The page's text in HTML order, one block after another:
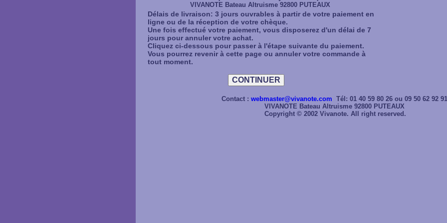
VIVANOTE Bateau Altruisme 92800 PUTEAUX
Délais de livraison: 3 jours ouvrables à partir de votre paiement en
ligne ou de la réception de votre chèque.
Une fois effectué votre paiement, vous disposerez d'un délai de 7
jours pour annuler votre achat.
Cliquez ci-dessous pour passer à l'étape suivante du paiement.
Vous pourrez revenir à cette page ou annuler votre commande à
tout moment.
Contact : webmaster@vivanote.com Tél: 01 40 59 80 26 ou 09 50 62 92
VIVANOTE Bateau Altruisme 92800 PUTEAUX
Copyright © 2002 Vivanote. All right reserved.